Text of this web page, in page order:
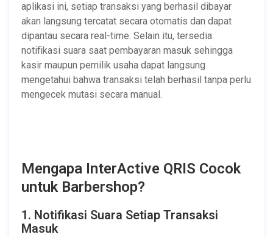
aplikasi ini, setiap transaksi yang berhasil dibayar
akan langsung tercatat secara otomatis dan dapat
dipantau secara real-time. Selain itu, tersedia
notifikasi suara saat pembayaran masuk sehingga
kasir maupun pemilik usaha dapat langsung
mengetahui bahwa transaksi telah berhasil tanpa perlu
mengecek mutasi secara manual.
Mengapa InterActive QRIS Cocok
untuk Barbershop?
1. Notifikasi Suara Setiap Transaksi
Masuk